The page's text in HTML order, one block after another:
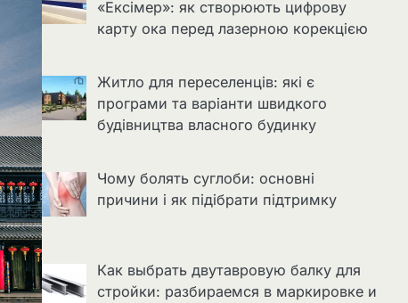
«Ексімер»: як створюють цифрову
карту ока перед лазерною корекцією
Житло для переселенців: які є
програми та варіанти швидкого
будівництва власного будинку
Чому болять суглоби: основні
причини і як підібрати підтримку
Как выбрать двутавровую балку для
стройки: разбираемся в маркировке и